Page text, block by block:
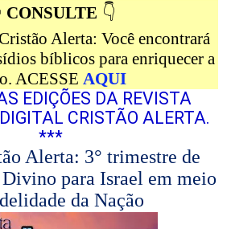
CONSULTE 👇
Alerta: Você encontrará
bíblicos para enriquecer a
ACESSE AQUI
EDIÇÕES DA REVISTA
CRISTÃO ALERTA.
***
Alerta: 3° trimestre de
para Israel em meio
da Nação